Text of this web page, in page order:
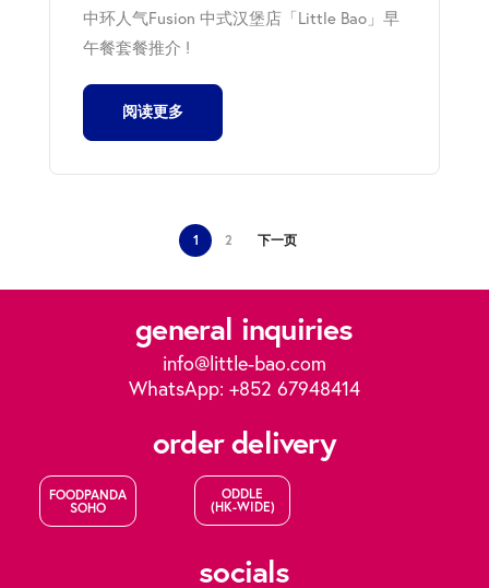
中环人气Fusion 中式汉堡店「Little Bao」早
午餐套餐推介 !
阅读更多
1 2 下一页
general inquiries
info@little-bao.com
WhatsApp: +852 67948414
order delivery
FOODPANDA
SOHO
ODDLE
(HK-WIDE)
socials